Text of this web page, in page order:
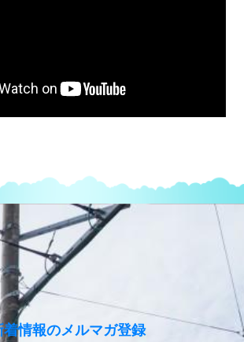
着情報のメルマガ登録